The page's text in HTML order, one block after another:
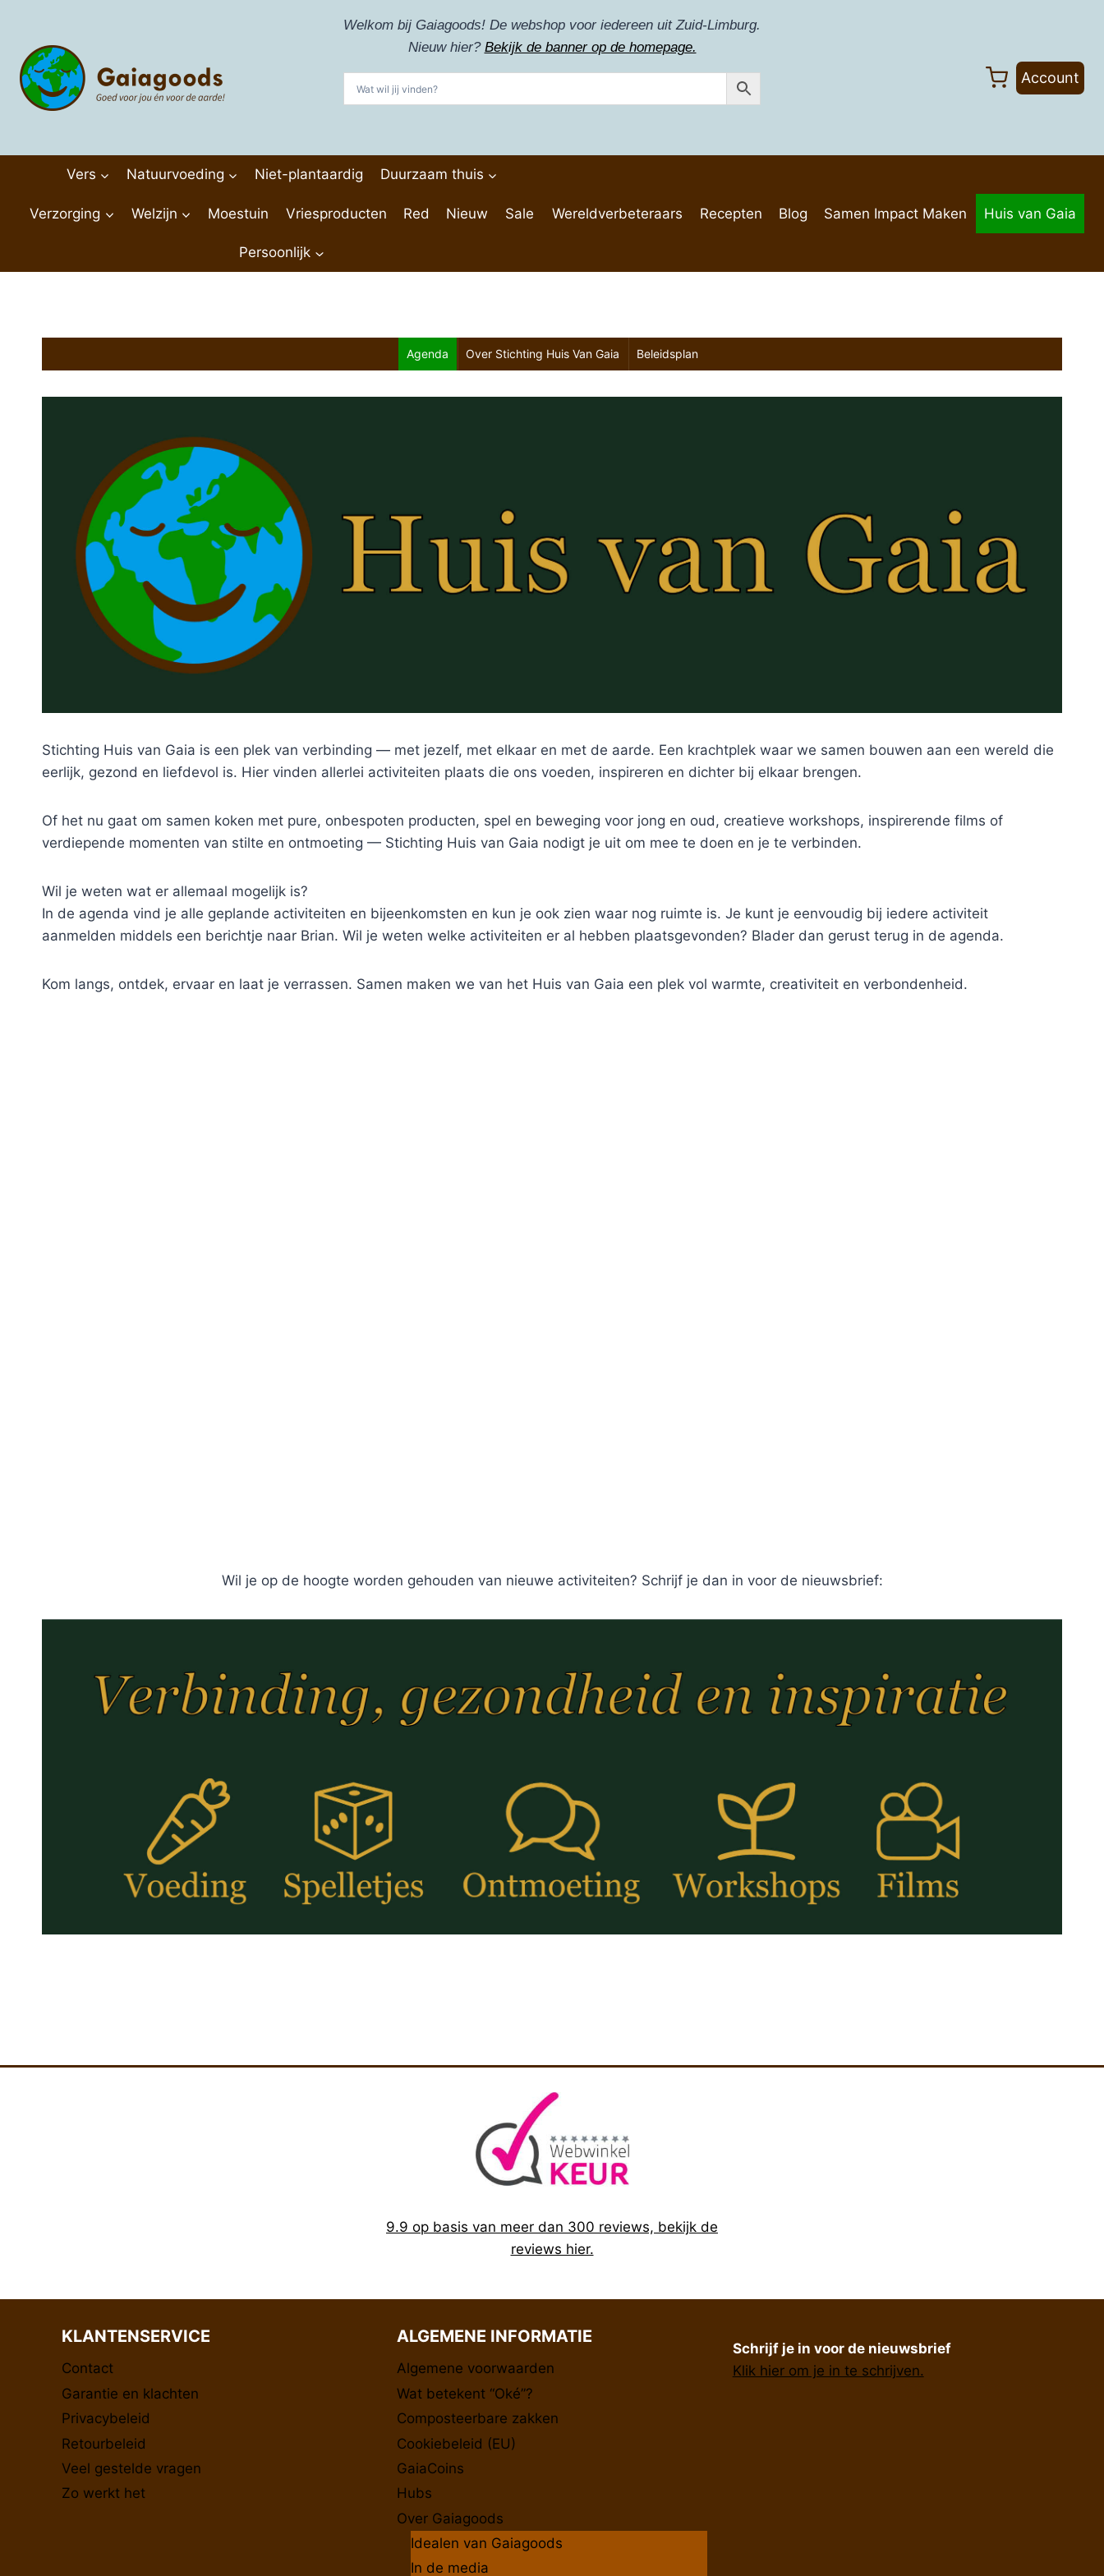
inhoud
Welkom bij Gaiagoods! De webshop voor iedereen uit Zuid-Limburg.
Nieuw hier? Bekijk de banner op de homepage.
Account
Vers Natuurvoeding Niet-plantaardig Duurzaam thuis
Verzorging Welzijn Moestuin Vriesproducten Red Nieuw Sale
Persoonlijk
Wereldverbeteraars Recepten Blog Samen Impact Maken Huis van Gaia
Agenda Over Stichting Huis Van Gaia Beleidsplan
Stichting Huis van Gaia is een plek van verbinding — met jezelf, met elkaar en met de aarde. Een krachtplek waar we samen bouwen aan een wereld die
eerlijk, gezond en liefdevol is. Hier vinden allerlei activiteiten plaats die ons voeden, inspireren en dichter bij elkaar brengen.
Of het nu gaat om samen koken met pure, onbespoten producten, spel en beweging voor jong en oud, creatieve workshops, inspirerende films of
verdiepende momenten van stilte en ontmoeting — Stichting Huis van Gaia nodigt je uit om mee te doen en je te verbinden.
Wil je weten wat er allemaal mogelijk is?
In de agenda vind je alle geplande activiteiten en bijeenkomsten en kun je ook zien waar nog ruimte is. Je kunt je eenvoudig bij iedere activiteit
aanmelden middels een berichtje naar Brian. Wil je weten welke activiteiten er al hebben plaatsgevonden? Blader dan gerust terug in de agenda.
Kom langs, ontdek, ervaar en laat je verrassen. Samen maken we van het Huis van Gaia een plek vol warmte, creativiteit en verbondenheid.
Wil je op de hoogte worden gehouden van nieuwe activiteiten? Schrijf je dan in voor de nieuwsbrief:
9.9 op basis van meer dan 300 reviews, bekijk de
reviews hier.
KLANTENSERVICE
Contact
Garantie en klachten
Privacybeleid
Retourbeleid
Veel gestelde vragen
Zo werkt het
ALGEMENE INFORMATIE
Algemene voorwaarden
Wat betekent “Oké”?
Composteerbare zakken
Cookiebeleid (EU)
GaiaCoins
Hubs
Over Gaiagoods
Idealen van Gaiagoods
In de media
Schrijf je in voor de nieuwsbrief
Klik hier om je in te schrijven.